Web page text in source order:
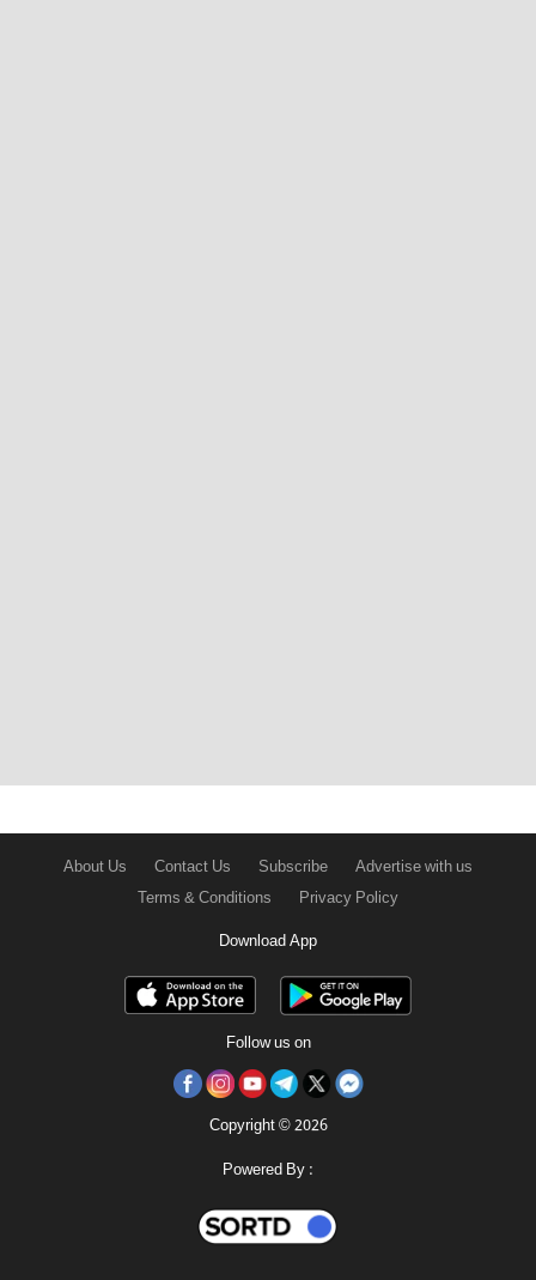
About Us Contact Us Subscribe
Advertise with us
Terms & Conditions
Privacy Policy
Download App
Follow us on
Copyright © 2026
Powered By :